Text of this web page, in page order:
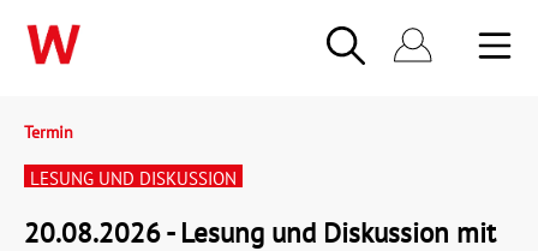
Termin
LESUNG UND DISKUSSION
20.08.2026 - Lesung und Diskussion mit